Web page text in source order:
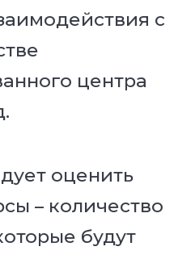
c
центра
оценить
– количество
будут